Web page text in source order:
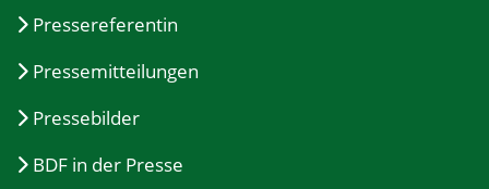
Pressereferentin
Pressemitteilungen
Pressebilder
BDF in der Presse